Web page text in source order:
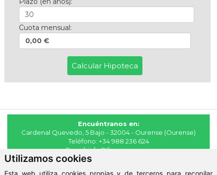
Utilizamos cookies
Esta web utiliza cookies propias y de terceros para recopilar
Cuota mensual:
0,00 €
Encuéntranos en:
Cardenal Quevedo, 5 Bajo - 32004 - Ourense (Ourense)
Teléfono: +34 988 236 624
E-mail:info@fincasmaya.es
© 2026 - Fincas Maya